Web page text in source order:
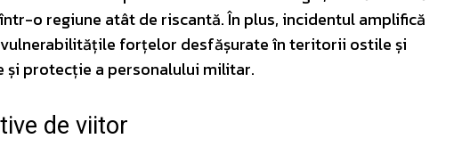
o regiune atât de riscantă. În plus, incidentul amplifică
forțelor desfășurate în teritorii ostile și
protecție a personalului militar.
de viitor